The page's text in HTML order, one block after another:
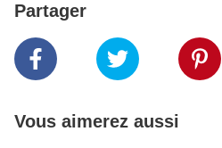
Partager
Vous aimerez aussi